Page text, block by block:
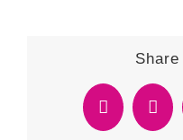
Facebook